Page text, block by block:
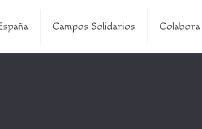
Campos Solidarios Colabora